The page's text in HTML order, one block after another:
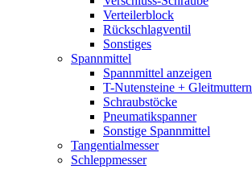
Verteilerblock
Rückschlagventil
Sonstiges
Spannmittel
Spannmittel anzeigen
T-Nutensteine + Gleitmuttern
Schraubstöcke
Pneumatikspanner
Sonstige Spannmittel
Tangentialmesser
Schleppmesser